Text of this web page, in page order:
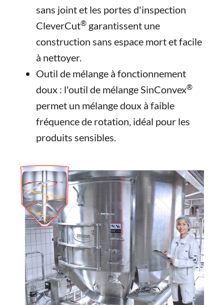
sans joint et les portes d'inspection
CleverCut® garantissent une
construction sans espace mort et facile
à nettoyer.
Outil de mélange à fonctionnement
doux : l'outil de mélange SinConvex®
permet un mélange doux à faible
fréquence de rotation, idéal pour les
produits sensibles.